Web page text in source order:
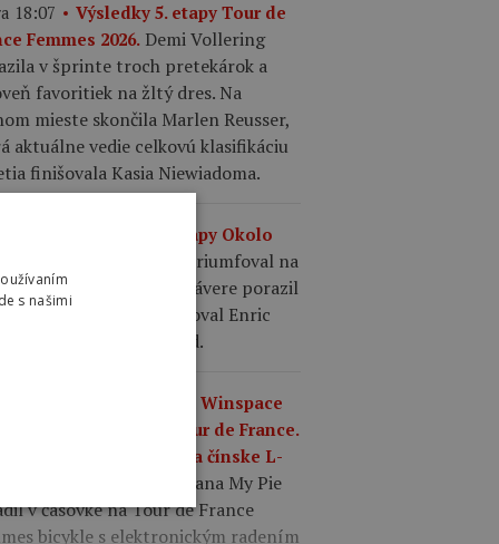
18:07
Výsledky 5. etapy Tour de
Femmes 2026. Demi Vollering
v šprinte troch pretekárok a
favoritiek na žltý dres. Na
mieste skončila Marlen Reusser,
aktuálne vedie celkovú klasifikáciu
finišovala Kasia Niewiadoma.
Výsledky 2. etapy Okolo
Oscar Onley triumfoval na
Valle del Sol, keď v závere porazil
Cicconeho. Tretí finišoval Enric
so stratou dvoch sekúnd.
Čínska značka Winspace
premiéru na ženskej Tour de France.
Ultegra vymenili za čínske L-
Tím Mayenne Monbana My Pie
v časovke na Tour de France
bicykle s elektronickým radením
s našimi